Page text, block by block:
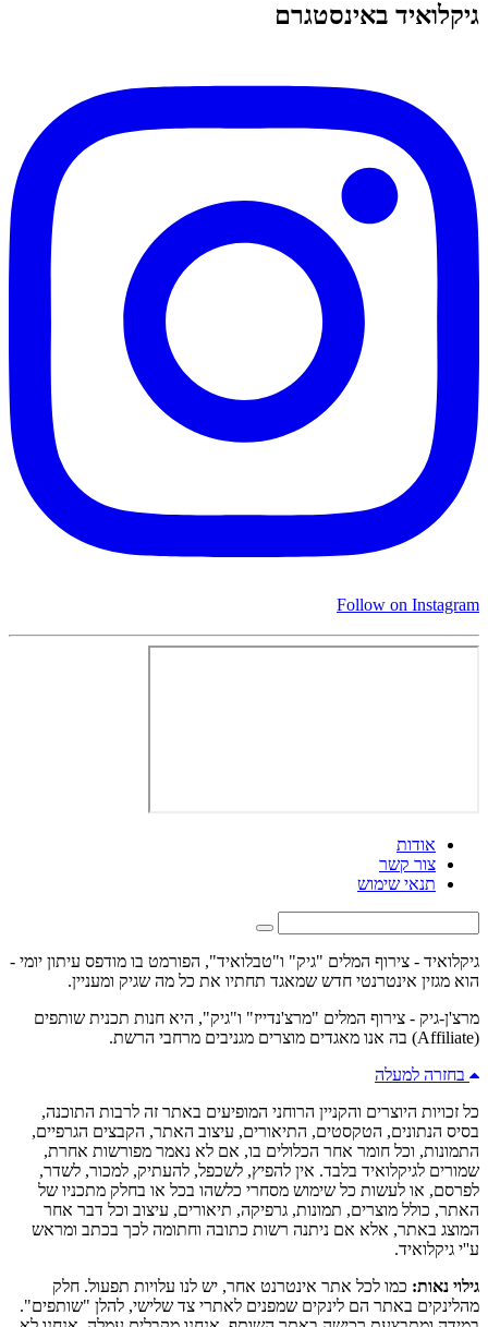
גיקלואיד באינסטגרם
Follow on Instagram
אודות
צור קשר
תנאי שימוש
גיקלואיד - צירוף המלים "גיק" ו"טבלואיד", הפורמט בו מודפס עיתון יומי -
הוא מגזין אינטרנטי חדש שמאגד תחתיו את כל מה שגיק ומעניין.
מרצ'ן-גיק - צירוף המלים "מרצ'נדייז" ו"גיק", היא חנות תכנית שותפים
(Affiliate) בה אנו מאגדים מוצרים מגניבים מרחבי הרשת.
בחזרה למעלה
כל זכויות היוצרים והקניין הרוחני המופיעים באתר זה לרבות התוכנה,
בסיס הנתונים, הטקסטים, התיאורים, עיצוב האתר, הקבצים הגרפיים,
התמונות, וכל חומר אחר הכלולים בו, אם לא נאמר מפורשות אחרת,
שמורים לגיקלואיד בלבד. אין להפיץ, לשכפל, להעתיק, למכור, לשדר,
לפרסם, או לעשות כל שימוש מסחרי כלשהו בכל או בחלק מתכניו של
האתר, כולל מוצרים, תמונות, גרפיקה, תיאורים, עיצוב וכל דבר אחר
המוצג באתר, אלא אם ניתנה רשות כתובה וחתומה לכך בכתב ומראש
ע''י גיקלואיד.
גילוי נאות: כמו לכל אתר אינטרנט אחר, יש לנו עלויות תפעול. חלק
מהלינקים באתר הם לינקים שמפנים לאתרי צד שלישי, להלן "שותפים".